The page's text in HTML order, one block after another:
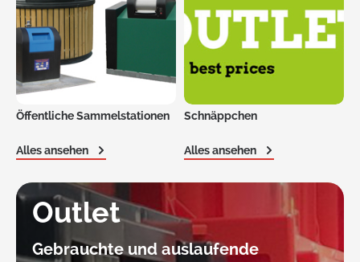
Öffentliche Sammelstationen
Alles ansehen
Schnäppchen
Alles ansehen
Outlet
Gebrauchte und auslaufende